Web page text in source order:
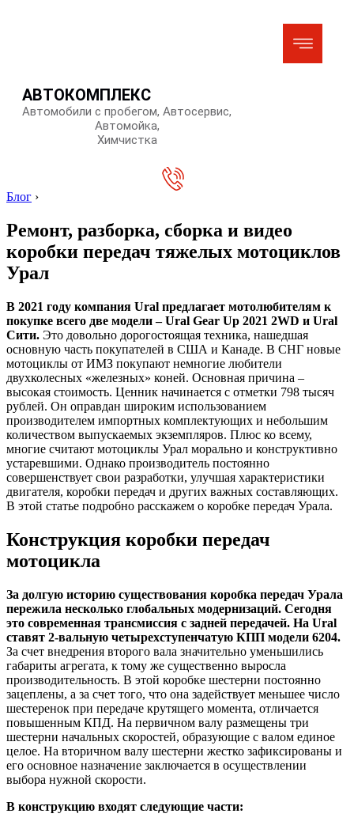
АВТОКОМПЛЕКС
Автомобили с пробегом, Автосервис,
Автомойка,
Химчистка
Блог ›
Ремонт, разборка, сборка и видео
коробки передач тяжелых мотоциклов
Урал
В 2021 году компания Ural предлагает мотолюбителям к
покупке всего две модели – Ural Gear Up 2021 2WD и Ural
Сити. Это довольно дорогостоящая техника, нашедшая
основную часть покупателей в США и Канаде. В СНГ новые
мотоциклы от ИМЗ покупают немногие любители
двухколесных «железных» коней. Основная причина –
высокая стоимость. Ценник начинается с отметки 798 тысяч
рублей. Он оправдан широким использованием
производителем импортных комплектующих и небольшим
количеством выпускаемых экземпляров. Плюс ко всему,
многие считают мотоциклы Урал морально и конструктивно
устаревшими. Однако производитель постоянно
совершенствует свои разработки, улучшая характеристики
двигателя, коробки передач и других важных составляющих.
В этой статье подробно расскажем о коробке передач Урала.
Конструкция коробки передач
мотоцикла
За долгую историю существования коробка передач Урала
пережила несколько глобальных модернизаций. Сегодня
это современная трансмиссия с задней передачей. На Ural
ставят 2-вальную четырехступенчатую КПП модели 6204.
За счет внедрения второго вала значительно уменьшились
габариты агрегата, к тому же существенно выросла
производительность. В этой коробке шестерни постоянно
зацеплены, а за счет того, что она задействует меньшее число
шестеренок при передаче крутящего момента, отличается
повышенным КПД. На первичном валу размещены три
шестерни начальных скоростей, образующие с валом единое
целое. На вторичном валу шестерни жестко зафиксированы и
его основное назначение заключается в осуществлении
выбора нужной скорости.
В конструкцию входят следующие части: